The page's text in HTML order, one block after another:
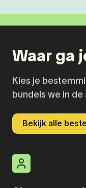
Waar ga
Kies je
bundels we in
Bekijk alle